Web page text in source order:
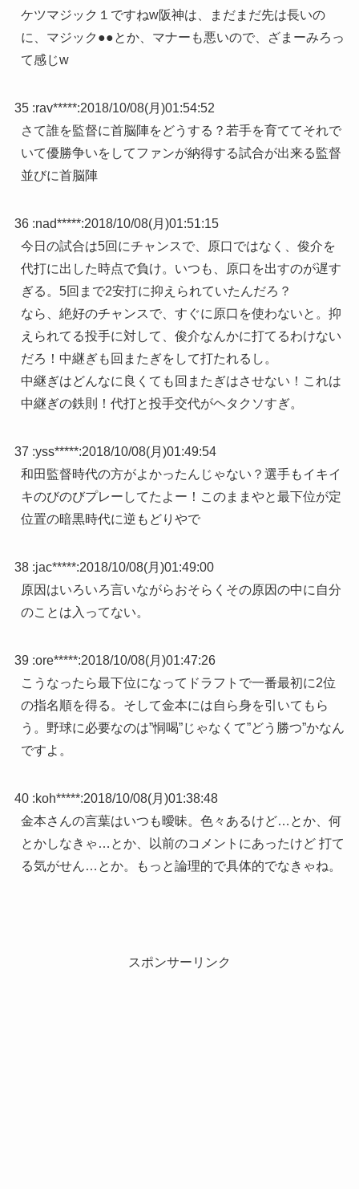
ケツマジック１ですねw阪神は、まだまだ先は長いの
に、マジック●●とか、マナーも悪いので、ざまーみろっ
て感じw
35 :rav*****:2018/10/08(月)01:54:52
さて誰を監督に首脳陣をどうする？若手を育ててそれで
いて優勝争いをしてファンが納得する試合が出来る監督
並びに首脳陣
36 :nad*****:2018/10/08(月)01:51:15
今日の試合は5回にチャンスで、原口ではなく、俊介を
代打に出した時点で負け。いつも、原口を出すのが遅す
ぎる。5回まで2安打に抑えられていたんだろ？
なら、絶好のチャンスで、すぐに原口を使わないと。抑
えられてる投手に対して、俊介なんかに打てるわけない
だろ！中継ぎも回またぎをして打たれるし。
中継ぎはどんなに良くても回またぎはさせない！これは
中継ぎの鉄則！代打と投手交代がヘタクソすぎ。
37 :yss*****:2018/10/08(月)01:49:54
和田監督時代の方がよかったんじゃない？選手もイキイ
キのびのびプレーしてたよー！このままやと最下位が定
位置の暗黒時代に逆もどりやで
38 :jac*****:2018/10/08(月)01:49:00
原因はいろいろ言いながらおそらくその原因の中に自分
のことは入ってない。
39 :ore*****:2018/10/08(月)01:47:26
こうなったら最下位になってドラフトで一番最初に2位
の指名順を得る。そして金本には自ら身を引いてもら
う。野球に必要なのは”恫喝”じゃなくて”どう勝つ”かなん
ですよ。
40 :koh*****:2018/10/08(月)01:38:48
金本さんの言葉はいつも曖昧。色々あるけど…とか、何
とかしなきゃ…とか、以前のコメントにあったけど 打て
る気がせん…とか。もっと論理的で具体的でなきゃね。
スポンサーリンク